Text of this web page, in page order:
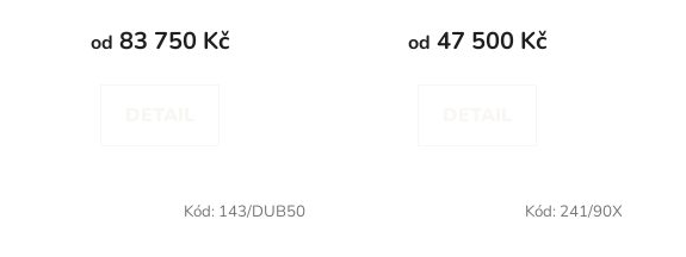
od 83 750 Kč od 47 500 Kč
Kód: 143/DUB50 Kód: 241/90X